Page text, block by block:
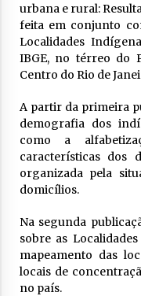
urbana e rural:
feita em conjunto
Localidades
IBGE, no térreo do
Centro do Rio de
A partir da primeira
demografia dos
como a
características dos
organizada pela
domicílios.
Na segunda
sobre as
mapeamento das
locais de
no país.